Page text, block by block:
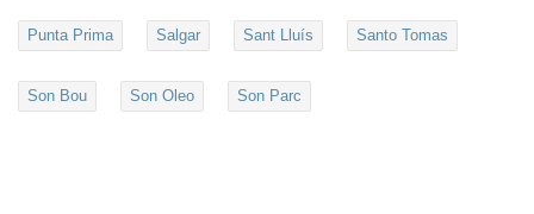
Punta Prima Salgar Sant Lluís Santo Tomas
Son Bou Son Oleo Son Parc